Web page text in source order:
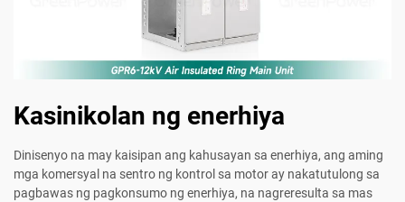
Kasinikolan ng enerhiya
Dinisenyo na may kaisipan ang kahusayan sa enerhiya, ang aming
mga komersyal na sentro ng kontrol sa motor ay nakatutulong sa
pagbawas ng pagkonsumo ng enerhiya, na nagreresulta sa mas